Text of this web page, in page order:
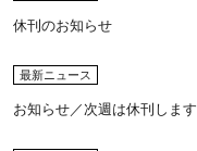
休刊のお知らせ
最新ニュース
お知らせ／次週は休刊します